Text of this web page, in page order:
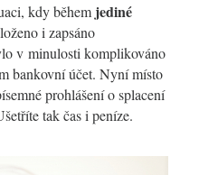
kdy běhemjediné
i zapsáno
v minulosti komplikováno
bankovní účet. Nyní místo
prohlášení o splacení
tak čas i peníze.